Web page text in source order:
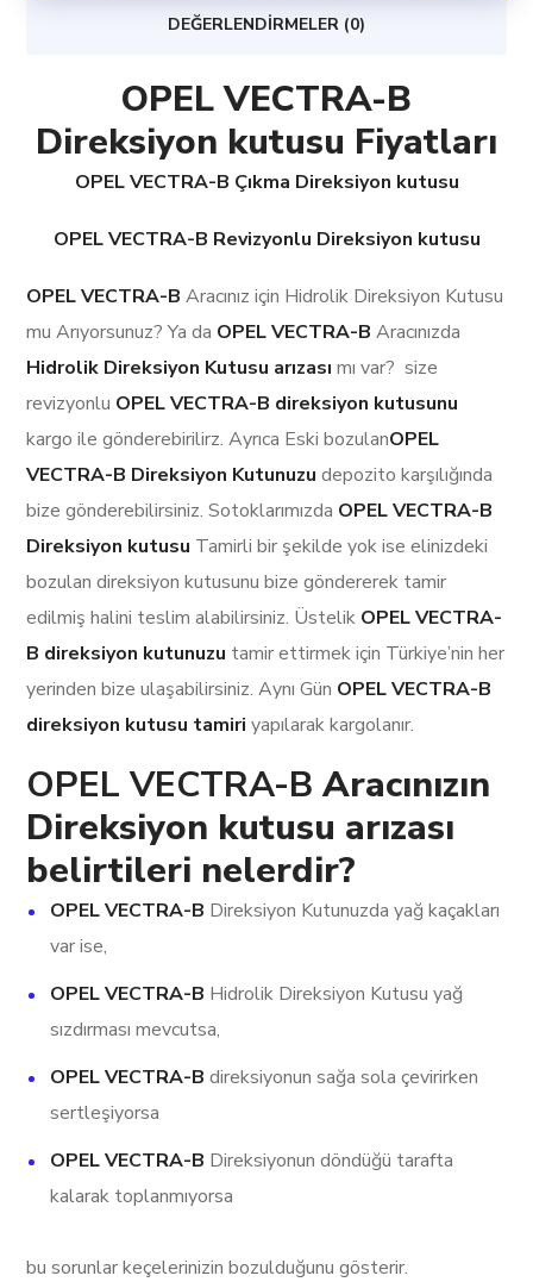
DEĞERLENDIRMELER (0)
OPEL VECTRA-B
Direksiyon kutusu Fiyatları
OPEL VECTRA-B Çıkma Direksiyon kutusu
OPEL VECTRA-B Revizyonlu Direksiyon kutusu
OPEL VECTRA-BAracınız için Hidrolik Direksiyon Kutusu
mu Arıyorsunuz? Ya da OPEL VECTRA-BAracınızda
Hidrolik Direksiyon Kutusu arızası mı var? size
revizyonlu OPEL VECTRA-B direksiyon kutusunu
kargo ile gönderebirilirz. Ayrıca Eski bozulanOPEL
VECTRA-B Direksiyon Kutunuzu depozito karşılığında
bize gönderebilirsiniz. Sotoklarımızda OPEL VECTRA-B
Direksiyon kutusu Tamirli bir şekilde yok ise elinizdeki
bozulan direksiyon kutusunu bize göndererek tamir
edilmiş halini teslim alabilirsiniz. Üstelik OPEL VECTRA-
B direksiyon kutunuzu tamir ettirmek için Türkiye’nin her
yerinden bize ulaşabilirsiniz. Aynı Gün OPEL VECTRA-B
direksiyon kutusu tamiri yapılarak kargolanır.
OPEL VECTRA-BAracınızın
Direksiyon kutusu arızası
belirtileri nelerdir?
OPEL VECTRA-B Direksiyon Kutunuzda yağ kaçakları
var ise,
OPEL VECTRA-B Hidrolik Direksiyon Kutusu yağ
sızdırması mevcutsa,
OPEL VECTRA-B direksiyonun sağa sola çevirirken
sertleşiyorsa
OPEL VECTRA-B Direksiyonun döndüğü tarafta
kalarak toplanmıyorsa
bu sorunlar keçelerinizin bozulduğunu gösterir.